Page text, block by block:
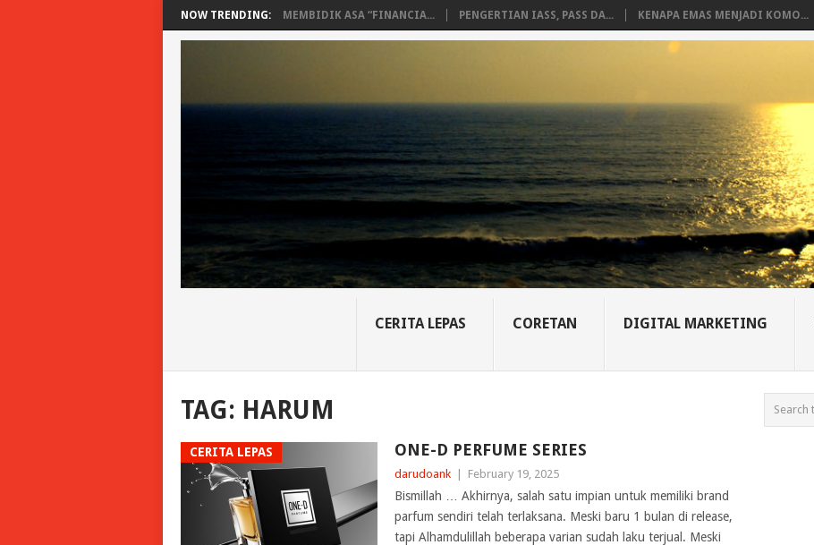
NOW TRENDING: MEMBIDIK ASA “FINANCIA... PENGERTIAN IASS, PASS DA... KENAPA EMAS MENJADI KOMO...
CERITA LEPAS CORETAN DIGITAL MARKETING
TAG: HARUM
CERITA LEPAS ONE-D PERFUME SERIES
darudoank | February 19, 2025
Bismillah … Akhirnya, salah satu impian untuk memiliki brand
parfum sendiri telah terlaksana. Meski baru 1 bulan di release,
tapi Alhamdulillah beberapa varian sudah laku terjual. Meski